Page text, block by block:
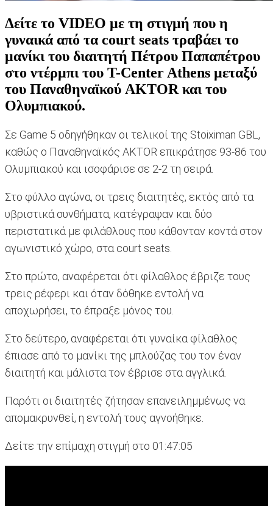
Δείτε το VIDEO με τη στιγμή που η
γυναικά από τα court seats τραβάει το
μανίκι του διαιτητή Πέτρου Παπαπέτρου
στο ντέρμπι του T-Center Athens μεταξύ
του Παναθηναϊκού AKTOR και του
Ολυμπιακού.
Σε Game 5 οδηγήθηκαν οι τελικοί της Stoiximan GBL,
καθώς ο Παναθηναϊκός AKTOR επικράτησε 93-86 του
Ολυμπιακού και ισοφάρισε σε 2-2 τη σειρά.
Στο φύλλο αγώνα, οι τρεις διαιτητές, εκτός από τα
υβριστικά συνθήματα, κατέγραψαν και δύο
περιστατικά με φιλάθλους που κάθονταν κοντά στον
αγωνιστικό χώρο, στα court seats.
Στο πρώτο, αναφέρεται ότι φίλαθλος έβριζε τους
τρεις ρέφερι και όταν δόθηκε εντολή να
αποχωρήσει, το έπραξε μόνος του.
Στο δεύτερο, αναφέρεται ότι γυναίκα φίλαθλος
έπιασε από το μανίκι της μπλούζας του τον έναν
διαιτητή και μάλιστα τον έβρισε στα αγγλικά.
Παρότι οι διαιτητές ζήτησαν επανειλημμένως να
απομακρυνθεί, η εντολή τους αγνοήθηκε.
Δείτε την επίμαχη στιγμή στο 01:47:05